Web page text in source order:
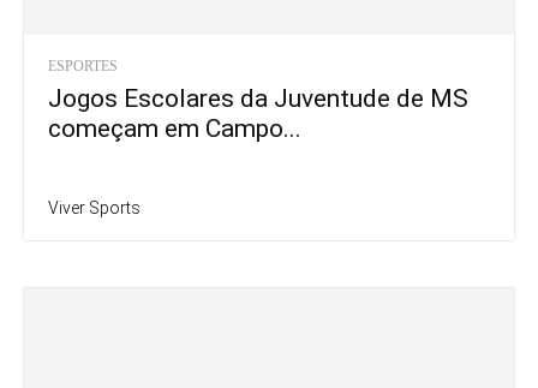
ESPORTES
Jogos Escolares da Juventude de MS
começam em Campo...
Viver Sports